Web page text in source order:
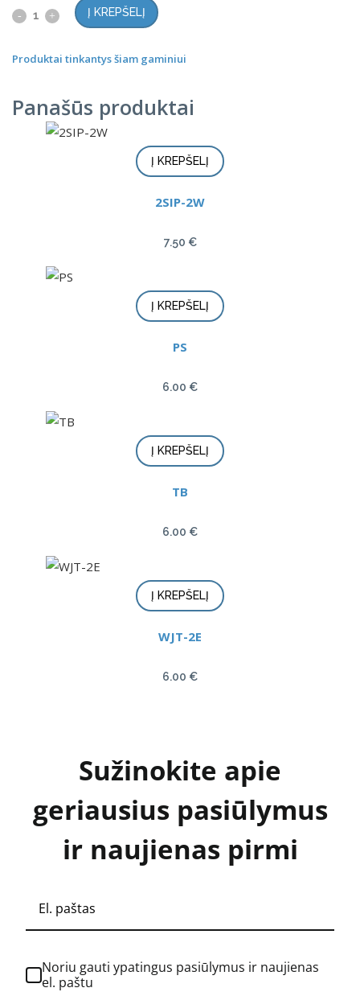
Į KREPŠELĮ
Produktai tinkantys šiam gaminiui
Panašūs produktai
Į KREPŠELĮ
2SIP-2W
7.50 €
Į KREPŠELĮ
PS
6.00 €
Į KREPŠELĮ
TB
6.00 €
Į KREPŠELĮ
WJT-2E
6.00 €
Sužinokite apie
geriausius pasiūlymus
ir naujienas pirmi
Noriu gauti ypatingus pasiūlymus ir naujienas
el. paštu